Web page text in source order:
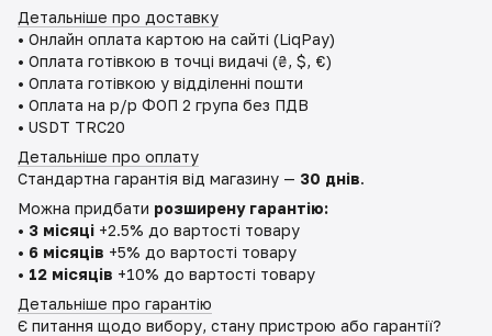
Детальніше про доставку
• Онлайн оплата картою на сайті (LiqPay)
• Оплата готівкою в точці видачі (₴, $, €)
• Оплата готівкою у відділенні пошти
• Оплата на р/р ФОП 2 група без ПДВ
• USDT TRC20
Детальніше про оплату
Стандартна гарантія від магазину — 30 днів.
Можна придбати розширену гарантію:
• 3 місяці +2.5% до вартості товару
• 6 місяців +5% до вартості товару
• 12 місяців +10% до вартості товару
Детальніше про гарантію
Є питання щодо вибору, стану пристрою або гарантії?